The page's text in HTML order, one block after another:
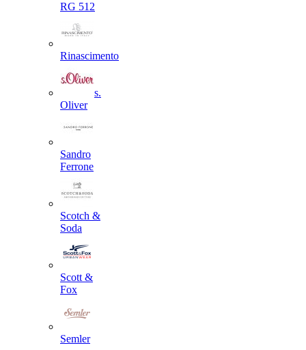
RG 512
Rinascimento
s.
Oliver
Sandro
Ferrone
Scotch &
Soda
Scott &
Fox
Semler